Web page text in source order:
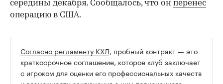
середины декабря. Сообщалось, что он перенес
операцию в США.
Согласно регламенту КХЛ, пробный контракт — это
краткосрочное соглашение, которое клуб заключает
с игроком для оценки его профессиональных качеств